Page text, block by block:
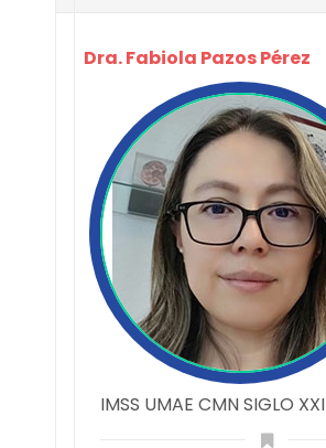
Dra. Fabiola Pazos Pérez
IMSS UMAE CMN SIGLO XXI